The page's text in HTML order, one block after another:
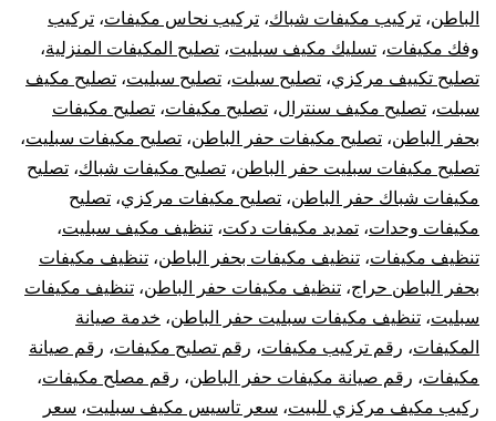
الباطن، تركيب مكيفات شباك، تركيب نحاس مكيفات، تركيب
وفك مكيفات، تسليك مكيف سبليت، تصليح المكيفات المنزلية،
تصليح تكييف مركزي، تصليح سبلت، تصليح سبليت، تصليح مكيف
سبلت، تصليح مكيف سنترال، تصليح مكيفات، تصليح مكيفات
بحفر الباطن، تصليح مكيفات حفر الباطن، تصليح مكيفات سبليت،
تصليح مكيفات سبليت حفر الباطن، تصليح مكيفات شباك، تصليح
مكيفات شباك حفر الباطن، تصليح مكيفات مركزي، تصليح
مكيفات وحدات، تمديد مكيفات دكت، تنظيف مكيف سبليت،
تنظيف مكيفات، تنظيف مكيفات بحفر الباطن، تنظيف مكيفات
بحفر الباطن حراج، تنظيف مكيفات حفر الباطن، تنظيف مكيفات
سبليت، تنظيف مكيفات سبليت حفر الباطن، خدمة صيانة
المكيفات، رقم تركيب مكيفات، رقم تصليح مكيفات، رقم صيانة
مكيفات، رقم صيانة مكيفات حفر الباطن، رقم مصلح مكيفات،
ركيب مكيف مركزي للبيت، سعر تاسيس مكيف سبليت، سعر